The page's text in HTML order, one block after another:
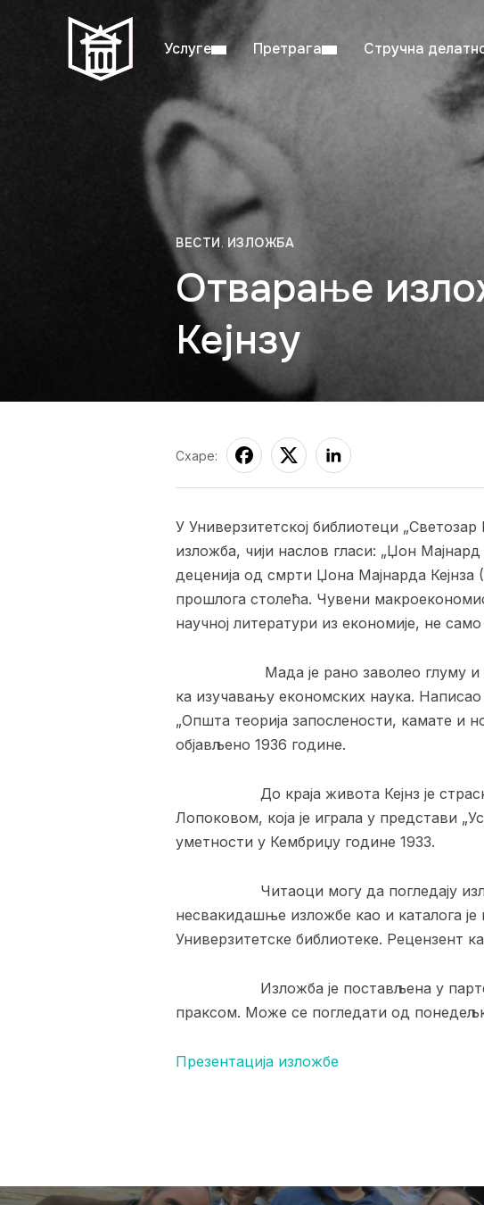
Услуге Претрага Стручна
ВЕСТИ, ИЗЛОЖБА
Отварање
Кејнзу
Схаре:
У Универзитетској библиотеци
изложба, чији наслов гласи: „Џон
деценија од смрти Џона Мајнарда Кејнза
прошлога столећа. Чувени
научној литератури из економије, не
Мада је рано заволео глуму и многе
ка изучавању економских наука. Написао
„Општа теорија запослености, камате и
објављено 1936 године.
До краја живота Кејнз је страсно
Лопоковом, која је играла у представи
уметности у Кембриџу године 1933.
Читаоци могу да погледају
несвакидашње изложбе као и каталога
Универзитетске библиотеке. Рецензент
Изложба је постављена у партеру
праксом. Може се погледати од
Презентација изложбе
Пон–пет: 08:00–20:00 Студентска